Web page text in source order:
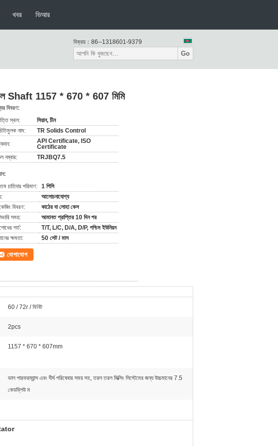
খবর ভিআর
বিক্রয়： 86--1318601-9379
Go
Shaft 1157 * 670 * 607 মিমি
বিবরণ:
স্থল:
সিয়ান, চীন
নাম:
TR Solids Control
API Certificate, ISO
Certificate
নম্বার:
TRJBQ7.5
চাহিদার পরিমাণ: 1 পিসি
আলোচনাযোগ্য
বিবরণ:
কাঠের বা লোহা কেস
সময়:
আমানত প্রাপ্তির 10 দিন পর
শর্ত:
T/T, L/C, D/A, D/P, পশ্চিম ইউনিয়ন
ক্ষমতা:
50 সেট / মাস
যোগাযোগ
60 / 72r / মিনিট
2pcs
1157 * 670 * 607mm
ভাল পারফরম্যান্স এবং দীর্ঘ পরিষেবার সময় সহ, তরল তরল মিক্সিং সিস্টেমের জন্য উচ্চমানের 7.5
কেডব্লিউ ম